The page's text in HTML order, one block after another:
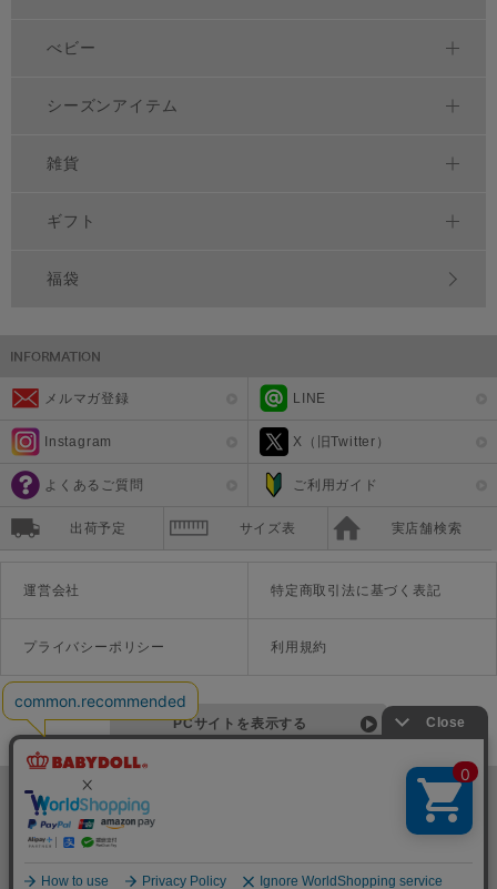
べビー
シーズンアイテム
雑貨
ギフト
福袋
メルマガ登録 LINE
Instagram X（旧Twitter）
よくあるご質問 ご利用ガイド
出荷予定 サイズ表 実店舗検索
運営会社 特定商取引法に基づく表記
プライバシーポリシー 利用規約
PCサイトを表示する
©Disney ©Disney/Pixar ©Disney. Based on the "Winnie the Pooh" works by A.A. Milne and E.H. Shepard.